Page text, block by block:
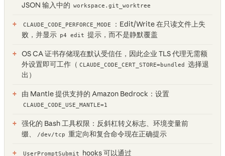
JSON 输入中的 workspace.git_worktree
CLAUDE_CODE_PERFORCE_MODE
：Edit/Write 在只读文件上失
败，并显示 p4 edit 提示，而不是静默覆盖
OS CA 证书存储现在默认受信任，因此企业 TLS 代理无需额
外设置即可工作（ CLAUDE_CODE_CERT_STORE=bundled
选择退
出）
由 Mantle 提供支持的 Amazon Bedrock：设置
CLAUDE_CODE_USE_MANTLE=1
强化的 Bash 工具权限：反斜杠转义标志、环境变量前
缀、
/dev/tcp 重定向和复合命令现在正确提示
UserPromptSubmit hooks 可以通过